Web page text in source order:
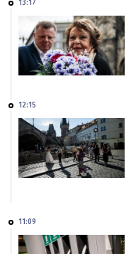
13:17
12:15
11:09